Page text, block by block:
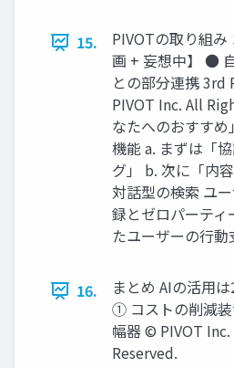
15.
PIVOTの取り組
画 + 妄想中】 ●
との部分連携
PIVOT Inc. All
なたへのおすす
機能 a. まずは「
グ」 b. 次に「内
対話型の検索 ユ
録とゼロパーティ
たユーザーの行動
16.
まとめ AIの活用
① コストの削減
幅器 ©︎ PIVOT
Reserved.